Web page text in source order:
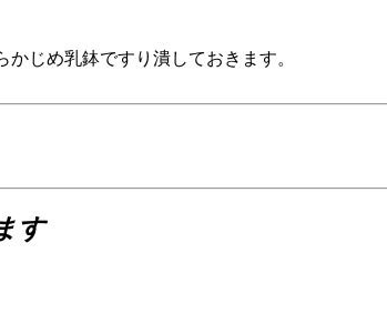
じめ乳鉢ですり潰しておきます。
す